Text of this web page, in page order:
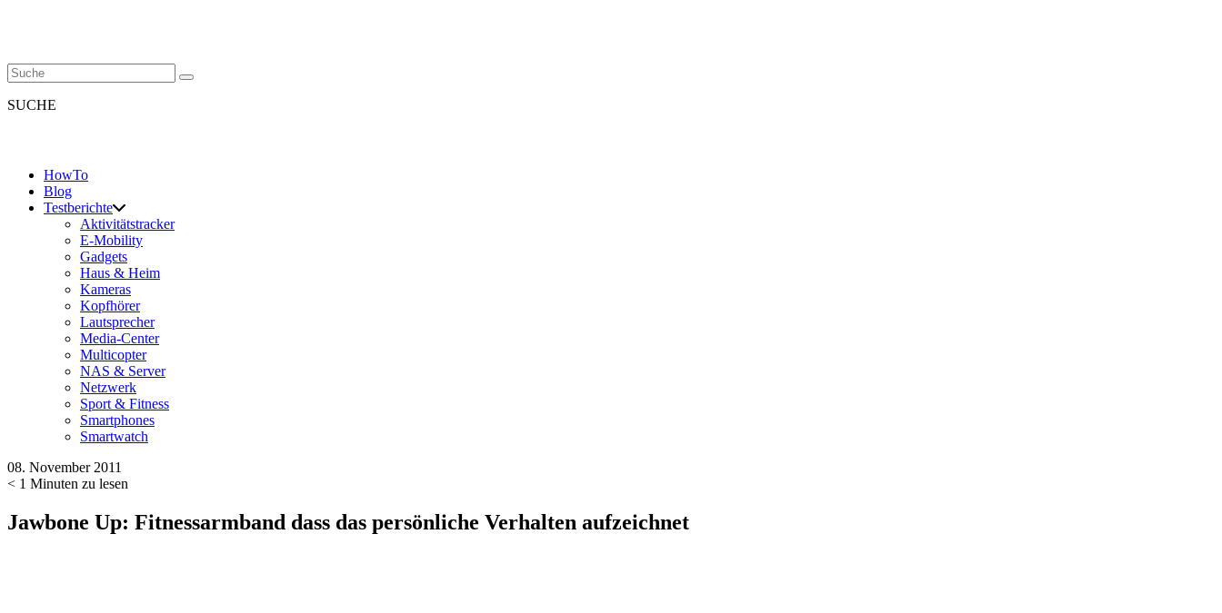
SUCHE
HowTo
Blog
Testberichte
Aktivitätstracker
E-Mobility
Gadgets
Haus & Heim
Kameras
Kopfhörer
Lautsprecher
Media-Center
Multicopter
NAS & Server
Netzwerk
Sport & Fitness
Smartphones
Smartwatch
08. November 2011
< 1 Minuten zu lesen
Jawbone Up: Fitnessarmband dass das persönliche Verhalten aufzeichnet